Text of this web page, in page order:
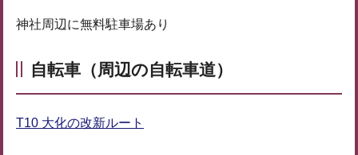
神社周辺に無料駐車場あり
自転車（周辺の自転車道）
T10 大化の改新ルート